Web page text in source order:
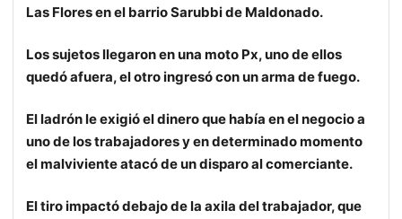
Las Flores en el barrio Sarubbi de Maldonado.
Los sujetos llegaron en una moto Px, uno de ellos
quedó afuera, el otro ingresó con un arma de fuego.
El ladrón le exigió el dinero que había en el negocio a
uno de los trabajadores y en determinado momento
el malviviente atacó de un disparo al comerciante.
El tiro impactó debajo de la axila del trabajador, que